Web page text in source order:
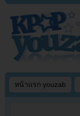
หน้าแรก youzab